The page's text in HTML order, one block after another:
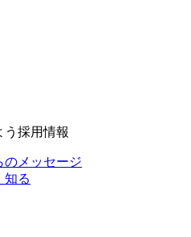
採用情報
のメッセージ
知る